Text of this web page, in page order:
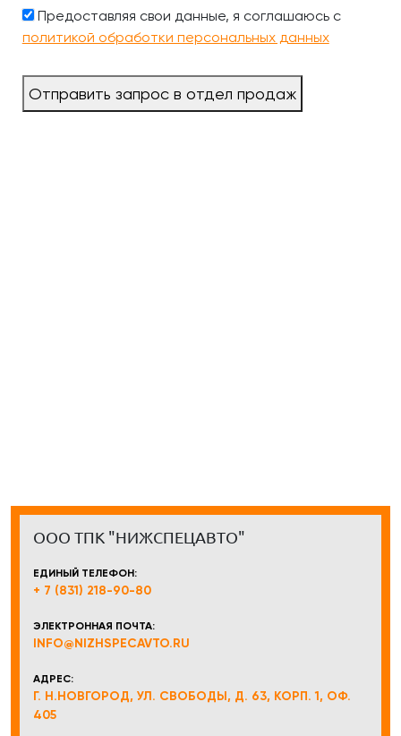
Предоставляя свои данные, я соглашаюсь с
политикой обработки персональных данных
Отправить запрос в отдел продаж
ООО ТПК "НИЖСПЕЦАВТО"
ЕДИНЫЙ ТЕЛЕФОН:
+ 7 (831) 218-90-80
ЭЛЕКТРОННАЯ ПОЧТА:
INFO@NIZHSPECAVTO.RU
АДРЕС:
Г. Н.НОВГОРОД, УЛ. СВОБОДЫ, Д. 63, КОРП. 1, ОФ.
405